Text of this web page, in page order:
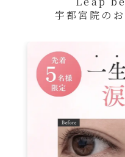
宇都宮院の